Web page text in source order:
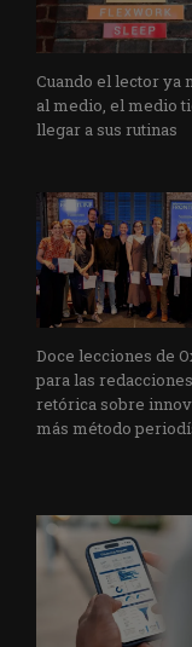
Cuando el lector ya
al medio, el medio
llegar a sus rutinas
Doce lecciones de
para las
retórica sobre
más método